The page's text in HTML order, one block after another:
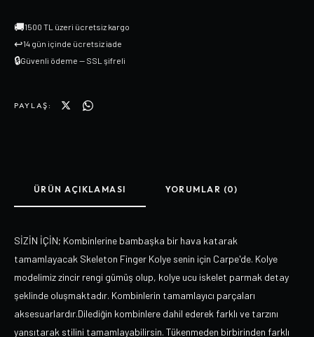
🚚1500 TL üzeri ücretsiz kargo
↩14 gün içinde ücretsiz iade
🔒Güvenli ödeme — SSL şifreli
PAYLAŞ:
ÜRÜN AÇIKLAMASI YORUMLAR (0)
SİZİN İÇİN; Kombinlerine bambaşka bir hava katarak
tamamlayacak Skeleton Finger Kolye senin için Carpe'de. Kolye
modelimiz zincir rengi gümüş olup, kolye ucu iskelet parmak detay
şeklinde oluşmaktadır. Kombinlerin tamamlayıcı parçaları
aksesuarlardır.Dilediğin kombinlere dahil ederek farklı ve tarzını
yansıtarak stilini tamamlayabilirsin. Tükenmeden birbirinden farklı